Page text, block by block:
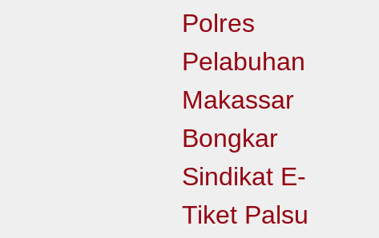
Polres
Pelabuhan
Makassar
Bongkar
Sindikat E-
Tiket Palsu